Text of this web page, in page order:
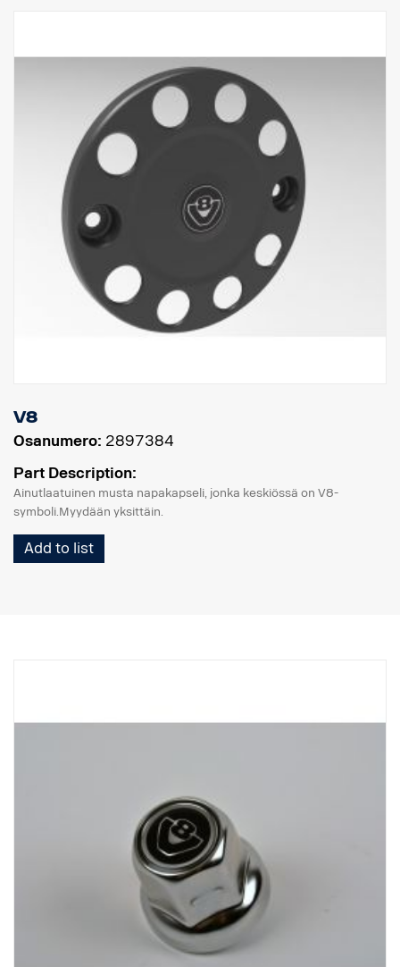
V8
Osanumero: 2897384
Part Description:
Ainutlaatuinen musta napakapseli, jonka keskiössä on V8-
symboli.Myydään yksittäin.
Add to list